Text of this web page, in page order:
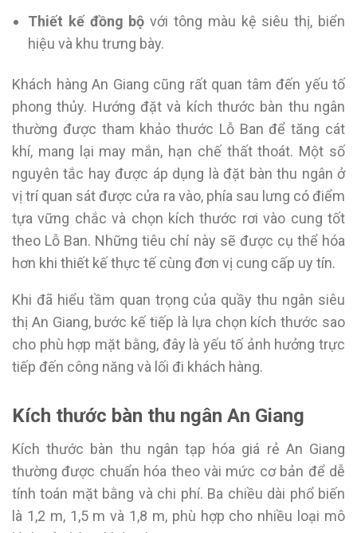
Thiết kế đồng bộ với tông màu kệ siêu thị, biển
hiệu và khu trưng bày.
Khách hàng An Giang cũng rất quan tâm đến yếu tố
phong thủy. Hướng đặt và kích thước bàn thu ngân
thường được tham khảo thước Lỗ Ban để tăng cát
khí, mang lại may mắn, hạn chế thất thoát. Một số
nguyên tắc hay được áp dụng là đặt bàn thu ngân ở
vị trí quan sát được cửa ra vào, phía sau lưng có điểm
tựa vững chắc và chọn kích thước rơi vào cung tốt
theo Lỗ Ban. Những tiêu chí này sẽ được cụ thể hóa
hơn khi thiết kế thực tế cùng đơn vị cung cấp uy tín.
Khi đã hiểu tầm quan trọng của quầy thu ngân siêu
thị An Giang, bước kế tiếp là lựa chọn kích thước sao
cho phù hợp mặt bằng, đây là yếu tố ảnh hưởng trực
tiếp đến công năng và lối đi khách hàng.
Kích thước bàn thu ngân An Giang
Kích thước bàn thu ngân tạp hóa giá rẻ An Giang
thường được chuẩn hóa theo vài mức cơ bản để dễ
tính toán mặt bằng và chi phí. Ba chiều dài phổ biến
là 1,2 m, 1,5 m và 1,8 m, phù hợp cho nhiều loại mô